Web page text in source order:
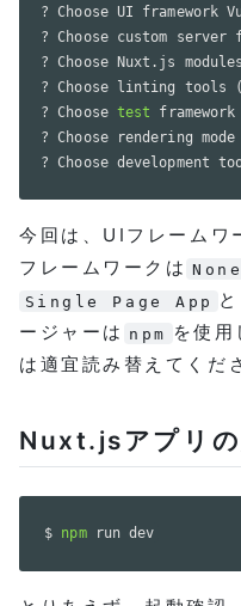
? Choose UI framework
? Choose custom server
? Choose Nuxt.js
? Choose linting tools
(
? Choose test
? Choose rendering
? Choose development
今回は、UIフレームワ
フレームワークは None
Single Page App
ージャーは npm を使用
は適宜読み替えてくだ
Nuxt.jsアプリの
$ npm run dev